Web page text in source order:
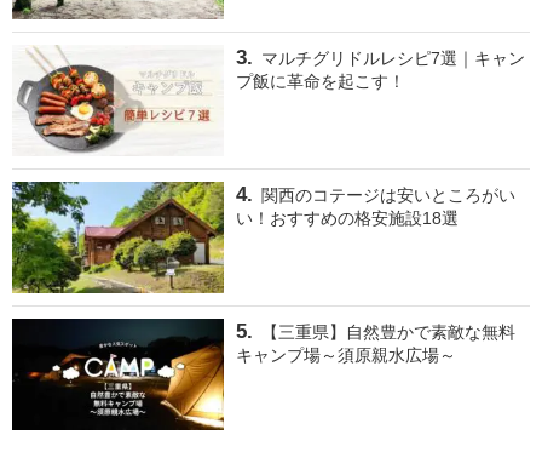
マルチグリドルレシピ7選｜キャン
プ飯に革命を起こす！
関西のコテージは安いところがい
い！おすすめの格安施設18選
【三重県】自然豊かで素敵な無料
キャンプ場～須原親水広場～